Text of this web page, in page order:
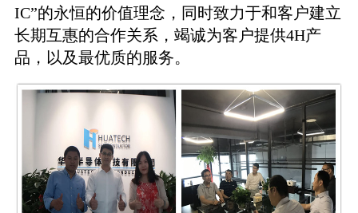
IC”的永恒的价值理念，同时致力于和客户建立
长期互惠的合作关系，竭诚为客户提供4H产
品，以及最优质的服务。